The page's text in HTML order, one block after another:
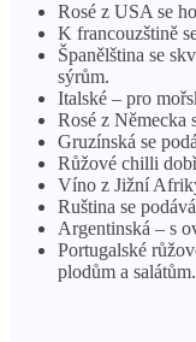
Rosé z USA se
K francouzštině
Španělština se
sýrům.
Italské – pro
Rosé z Německa
Gruzínská se
Růžové chilli
Víno z Jižní
Ruština se
Argentinská – s
Portugalské
plodům a salátům.